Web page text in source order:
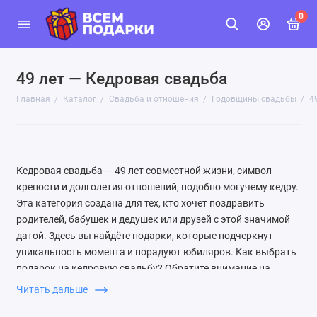
0
49 лет — Кедровая свадьба
Главная Каталог Свадьба и отношения Годовщины свадьбы
Кедровая свадьба — 49 лет совместной жизни, символ
крепости и долголетия отношений, подобно могучему кедру.
Эта категория создана для тех, кто хочет поздравить
родителей, бабушек и дедушек или друзей с этой значимой
датой. Здесь вы найдёте подарки, которые подчеркнут
уникальность момента и порадуют юбиляров. Как выбрать
подарок на кедровую свадьбу? Обратите внимание на
изделия из натурального дерева, особенно кедра — они
Читать дальше